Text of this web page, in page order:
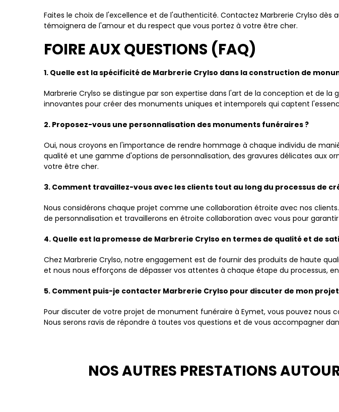
Faites le choix de l'excellence et de l'authenticité. Contactez Marbrerie Crylso
témoignera de l'amour et du respect que vous portez à votre être cher.
FOIRE AUX QUESTIONS (FAQ)
1. Quelle est la spécificité de Marbrerie Crylso dans la construction de
Marbrerie Crylso se distingue par son expertise dans l'art de la conception et de
innovantes pour créer des monuments uniques et intemporels qui captent
2. Proposez-vous une personnalisation des monuments funéraires ?
Oui, nous croyons en l'importance de rendre hommage à chaque individu de
qualité et une gamme d'options de personnalisation, des gravures délicates aux
votre être cher.
3. Comment travaillez-vous avec les clients tout au long du processus de
Nous considérons chaque projet comme une collaboration étroite avec nos
de personnalisation et travaillerons en étroite collaboration avec vous pour
4. Quelle est la promesse de Marbrerie Crylso en termes de qualité et de
Chez Marbrerie Crylso, notre engagement est de fournir des produits de haute
et nous nous efforçons de dépasser vos attentes à chaque étape du processus,
5. Comment puis-je contacter Marbrerie Crylso pour discuter de mon
Pour discuter de votre projet de monument funéraire à Eymet, vous pouvez
Nous serons ravis de répondre à toutes vos questions et de vous accompagner
NOS AUTRES PRESTATIONS